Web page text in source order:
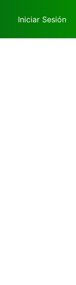
Iniciar Sesión